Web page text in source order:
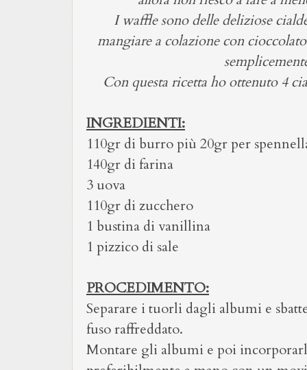
I waffle sono delle deliziose
mangiare a colazione con
Con questa ricetta ho ottenuto 4
INGREDIENTI:
110gr di burro più 20gr per
140gr di farina
3 uova
110gr di zucchero
1 bustina di vanillina
1 pizzico di sale
PROCEDIMENTO:
Separare i tuorli dagli albumi e
fuso raffreddato.
Montare gli albumi e poi